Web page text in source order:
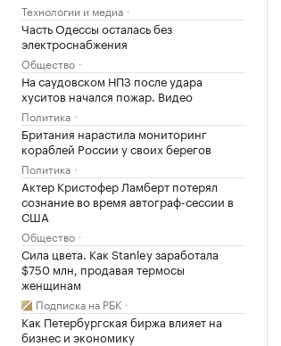
Технологии и медиа
Часть Одессы осталась без
электроснабжения
Общество
На саудовском НПЗ после удара
хуситов начался пожар. Видео
Политика
Британия нарастила мониторинг
кораблей России у своих берегов
Политика
Актер Кристофер Ламберт потерял
сознание во время автограф-сессии в
США
Общество
Сила цвета. Как Stanley заработала
$750 млн, продавая термосы
женщинам
Подписка на РБК
Как Петербургская биржа влияет на
бизнес и экономику